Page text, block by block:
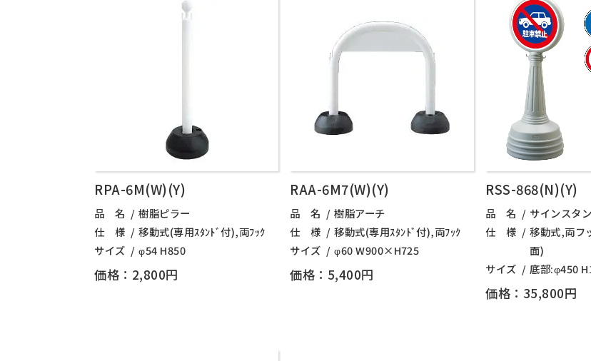
RPA-6M(W)(Y)
品 名
樹脂ピラー
仕 様
移動式(専用ｽﾀﾝﾄﾞ付),両ﾌｯｸ
サイズ
φ54 H850
価格：2,800円
RAA-6M7(W)(Y)
品 名
樹脂アーチ
仕 様
移動式(専用ｽﾀﾝﾄﾞ付),両ﾌｯｸ
サイズ
φ60 W900×H725
価格：5,400円
RSS-868(N)(Y)
品 名
サインスタ
仕 様
移動式,両フ
面)
サイズ
底部:φ450
価格：35,800円